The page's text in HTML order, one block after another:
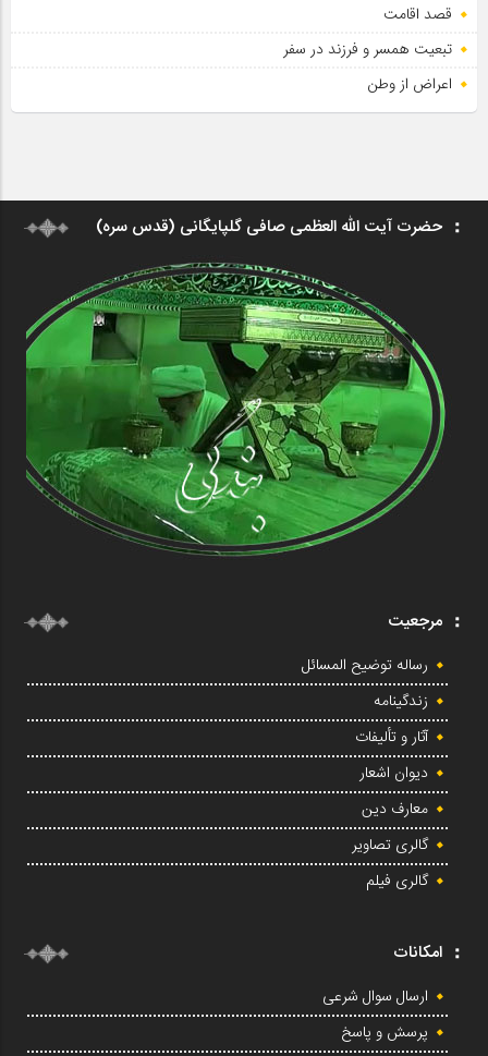
قصد اقامت
تبعیت همسر و فرزند در سفر
اعراض از وطن
حضرت آیت الله العظمی صافی گلپایگانی (قدس سره)
مرجعیت
رساله توضیح المسائل
زندگینامه
آثار و تألیفات
دیوان اشعار
معارف دین
گالری تصاویر
گالری فیلم
امکانات
ارسال سوال شرعی
پرسش و پاسخ